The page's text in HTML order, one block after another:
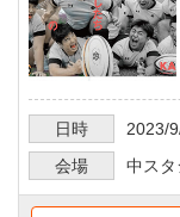
日時 2023/
会場
中スタ